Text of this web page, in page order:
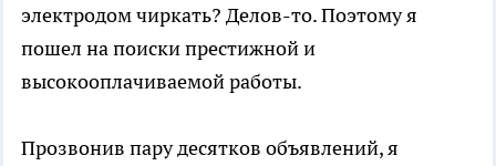
электродом чиркать? Делов-то. Поэтому я
пошел на поиски престижной и
высокооплачиваемой работы.
Прозвонив пару десятков объявлений, я